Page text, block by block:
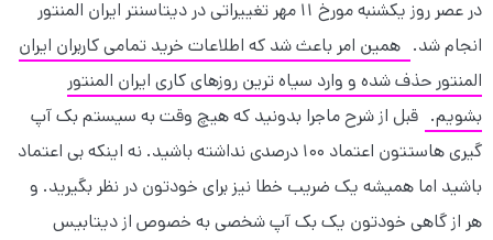
در عصر روز یکشنبه مورخ 11 مهر تغییراتی در دیتاسنتر ایران المنتور
انجام شد. همین امر باعث شد که اطلاعات خرید تمامی کاربران ایران
المنتور حذف شده و وارد سیاه ترین روزهای کاری ایران المنتور
بشویم. قبل از شرح ماجرا بدونید که هیچ وقت به سیستم بک آپ
گیری هاستتون اعتماد 100 درصدی نداشته باشید. نه اینکه بی اعتماد
باشید اما همیشه یک ضریب خطا نیز برای خودتون در نظر بگیرید. و
هر از گاهی خودتون یک بک آپ شخصی به خصوص از دیتابیس